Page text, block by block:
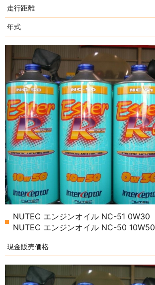
走行距離
年式
NUTEC エンジンオイル NC-51 0W30
NUTEC エンジンオイル NC-50 10W50
現金販売価格